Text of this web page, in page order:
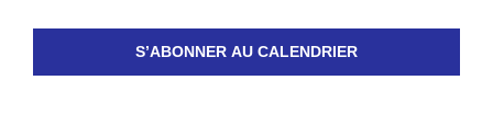
vues
S’ABONNER AU CALENDRIER